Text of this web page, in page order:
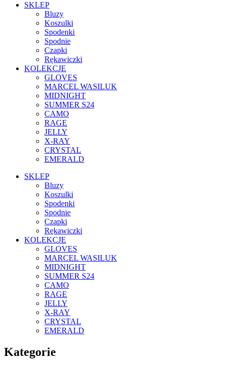
SKLEP
Bluzy
Koszulki
Spodenki
Spodnie
Czapki
Rękawiczki
KOLEKCJE
GLOVES
MARCEL WASILUK
MIDNIGHT
SUMMER S24
CAMO
RAGE
JELLY
X-RAY
CRYSTAL
EMERALD
SKLEP
Bluzy
Koszulki
Spodenki
Spodnie
Czapki
Rękawiczki
KOLEKCJE
GLOVES
MARCEL WASILUK
MIDNIGHT
SUMMER S24
CAMO
RAGE
JELLY
X-RAY
CRYSTAL
EMERALD
Kategorie